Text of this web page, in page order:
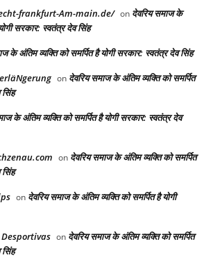
frankfurt-Am-main.de/ on देवरिय समाज के
सरकार: स्वतंत्र देव सिंह
के अंतिम व्यक्ति को समर्पित है योगी सरकार: स्वतंत्र देव सिंह
on देवरिय समाज के अंतिम व्यक्ति को समर्पित
के अंतिम व्यक्ति को समर्पित है योगी सरकार: स्वतंत्र देव
on देवरिय समाज के अंतिम व्यक्ति को समर्पित
on देवरिय समाज के अंतिम व्यक्ति को समर्पित है योगी
on देवरिय समाज के अंतिम व्यक्ति को समर्पित